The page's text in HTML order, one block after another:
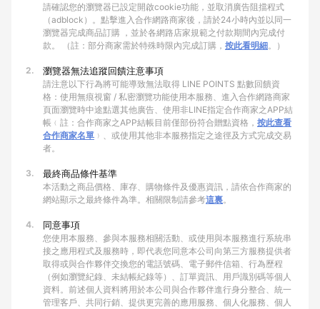
請確認您的瀏覽器已設定開啟cookie功能，並取消廣告阻擋程式
（adblock）。點擊進入合作網路商家後，請於24小時內並以同一
瀏覽器完成商品訂購 ，並於各網路店家規範之付款期間內完成付
款。 （註：部分商家需於特殊時限內完成訂購， 按此看明細。）
2. 瀏覽器無法追蹤回饋注意事項
請注意以下行為將可能導致無法取得 LINE POINTS 點數回饋資
格：使用無痕視窗 / 私密瀏覽功能使用本服務、進入合作網路商家
頁面瀏覽時中途點選其他廣告、使用非LINE指定合作商家之APP結
帳﹙註：合作商家之APP結帳目前僅部份符合贈點資格， 按此查看
合作商家名單 ﹚、或使用其他非本服務指定之途徑及方式完成交易
者。
3. 最終商品條件基準
本活動之商品價格、庫存、購物條件及優惠資訊，請依合作商家的
網站顯示之最終條件為準。相關限制請參考這裏。
4. 同意事項
您使用本服務、參與本服務相關活動、或使用與本服務進行系統串
接之應用程式及服務時，即代表您同意本公司向第三方服務提供者
取得或與合作夥伴交換您的電話號碼、電子郵件信箱、行為歷程
（例如瀏覽紀錄、未結帳紀錄等）、訂單資訊、用戶識別碼等個人
資料。前述個人資料將用於本公司與合作夥伴進行身分整合、統一
管理客戶、共同行銷、提供更完善的應用服務、個人化服務、個人